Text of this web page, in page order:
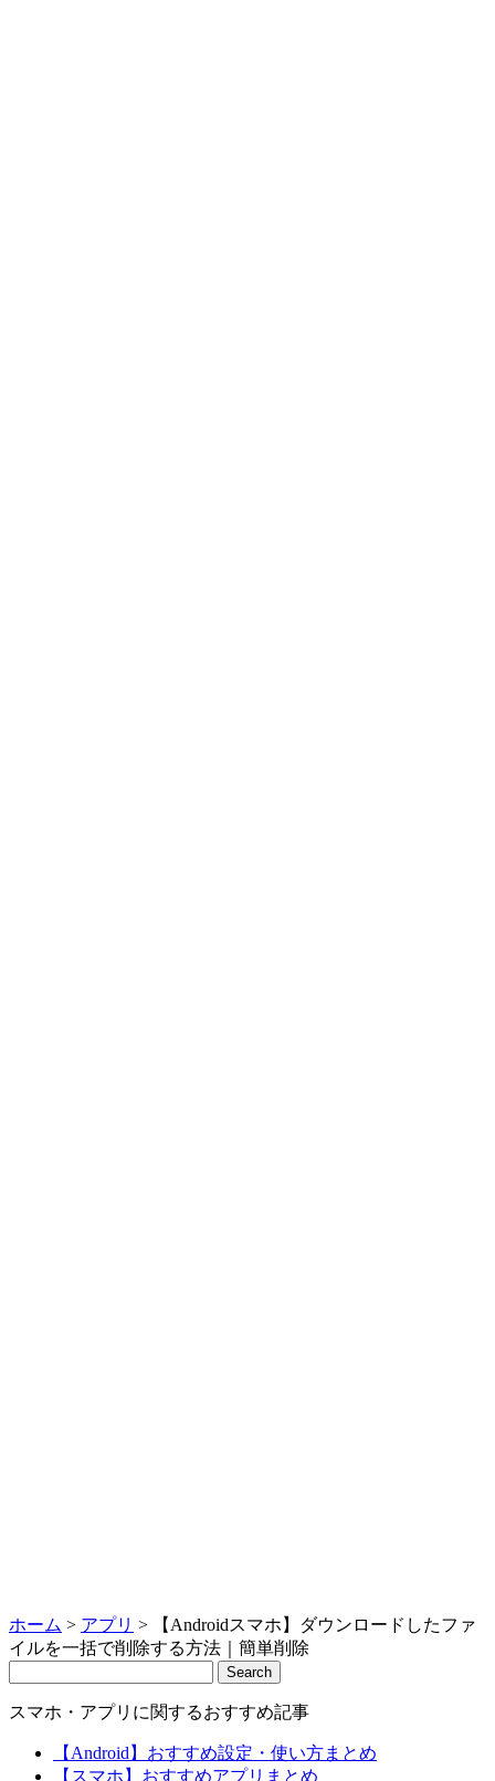
ホーム > アプリ >
【Androidスマホ】ダウンロードしたファ
イルを一括で削除する方法｜簡単削除
Search
スマホ・アプリに関するおすすめ記事
【Android】おすすめ設定・使い方まとめ
【スマホ】おすすめアプリまとめ